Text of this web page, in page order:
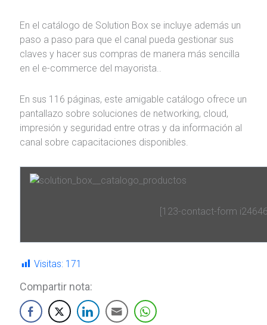
En el catálogo de Solution Box se incluye además un
paso a paso para que el canal pueda gestionar sus
claves y hacer sus compras de manera más sencilla
en el e-commerce del mayorista..
En sus 116 páginas, este amigable catálogo ofrece un
pantallazo sobre soluciones de networking, cloud,
impresión y seguridad entre otras y da información al
canal sobre capacitaciones disponibles.
[123-contact-form
Visitas: 171
Compartir nota: